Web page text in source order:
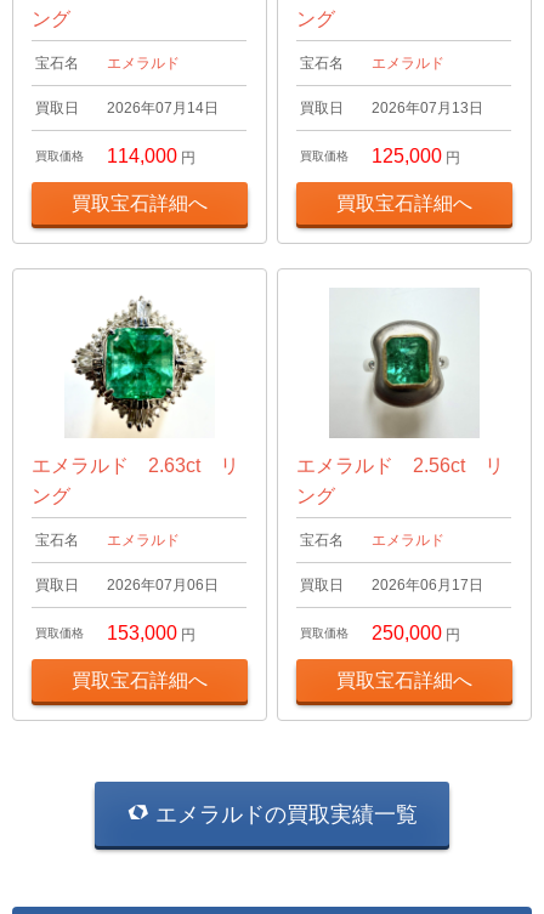
ング
宝石名 エメラルド
買取日 2026年07月14日
買取価格 114,000 円
買取宝石詳細へ
ング
宝石名 エメラルド
買取日 2026年07月13日
買取価格 125,000 円
買取宝石詳細へ
エメラルド 2.63ct リ
ング
宝石名 エメラルド
買取日 2026年07月06日
買取価格 153,000 円
買取宝石詳細へ
エメラルド 2.56ct リ
ング
宝石名 エメラルド
買取日 2026年06月17日
買取価格 250,000 円
買取宝石詳細へ
エメラルドの買取実績一覧